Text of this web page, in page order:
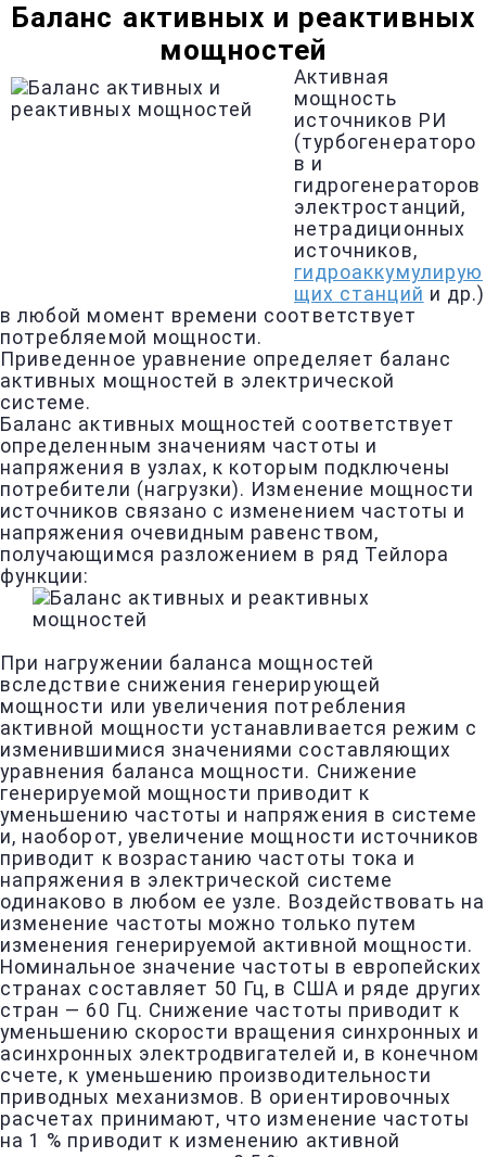
Баланс активных и реактивных
мощностей
Активная
мощность
источников РИ
(турбогенераторо
в и
гидрогенераторов
электростанций,
нетрадиционных
источников,
гидроаккумулирую
щих станций и др.)
в любой момент времени соответствует
потребляемой мощности.
Приведенное уравнение определяет баланс
активных мощностей в электрической
системе.
Баланс активных мощностей соответствует
определенным значениям частоты и
напряжения в узлах, к которым подключены
потребители (нагрузки). Изменение мощности
источников связано с изменением частоты и
напряжения очевидным равенством,
получающимся разложением в ряд Тейлора
функции:
При нагружении баланса мощностей
вследствие снижения генерирующей
мощности или увеличения потребления
активной мощности устанавливается режим с
изменившимися значениями составляющих
уравнения баланса мощности. Снижение
генерируемой мощности приводит к
уменьшению частоты и напряжения в системе
и, наоборот, увеличение мощности источников
приводит к возрастанию частоты тока и
напряжения в электрической системе
одинаково в любом ее узле. Воздействовать на
изменение частоты можно только путем
изменения генерируемой активной мощности.
Номинальное значение частоты в европейских
странах составляет 50 Гц, в США и ряде других
стран — 60 Гц. Снижение частоты приводит к
уменьшению скорости вращения синхронных и
асинхронных электродвигателей и, в конечном
счете, к уменьшению производительности
приводных механизмов. В ориентировочных
расчетах принимают, что изменение частоты
на 1 % приводит к изменению активной